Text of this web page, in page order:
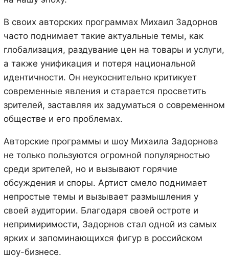
В своих авторских программах Михаил Задорнов
часто поднимает такие актуальные темы, как
глобализация, раздувание цен на товары и услуги,
а также унификация и потеря национальной
идентичности. Он неукоснительно критикует
современные явления и старается просветить
зрителей, заставляя их задуматься о современном
обществе и его проблемах.
Авторские программы и шоу Михаила Задорнова
не только пользуются огромной популярностью
среди зрителей, но и вызывают горячие
обсуждения и споры. Артист смело поднимает
непростые темы и вызывает размышления у
своей аудитории. Благодаря своей остроте и
непримиримости, Задорнов стал одной из самых
ярких и запоминающихся фигур в российском
шоу-бизнесе.